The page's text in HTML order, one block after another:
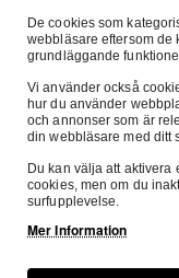
699:-
De cookies som
webbläsare eftersom de
grundläggande
Vi använder också
hur du använder
och annonser som är
din webbläsare med ditt
Du kan välja att aktivera
cookies, men om du
surfupplevelse.
Mer Information